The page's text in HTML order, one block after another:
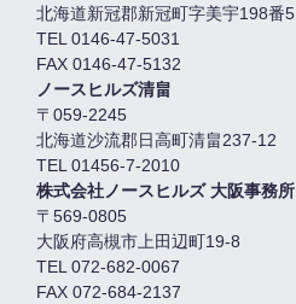
北海道新冠郡新冠町字美宇198番5
TEL 0146-47-5031
FAX 0146-47-5132
ノースヒルズ清畠
〒059-2245
北海道沙流郡日高町清畠237-12
TEL 01456-7-2010
株式会社ノースヒルズ 大阪事務所
〒569-0805
大阪府高槻市上田辺町19-8
TEL 072-682-0067
FAX 072-684-2137